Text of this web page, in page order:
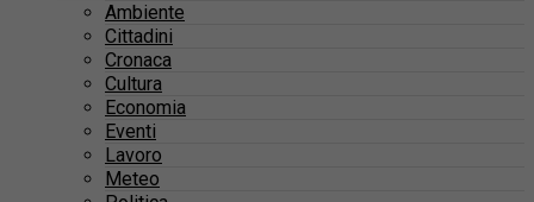
Ambiente
Cittadini
Cronaca
Cultura
Economia
Eventi
Lavoro
Meteo